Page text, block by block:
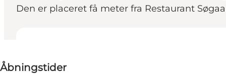
Den er placeret få meter fra Restaurant
ÅbningstiderBesøg hjemmeside